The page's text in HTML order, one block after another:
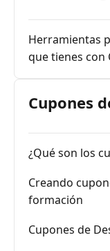
Herramientas
que tienes con
Cupones
¿Qué son los
Creando
formación
Cupones de